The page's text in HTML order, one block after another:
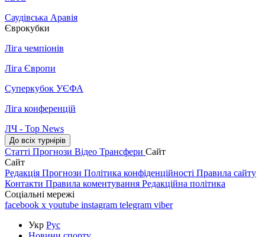
Саудівська Аравія
Єврокубки
Ліга чемпіонів
Ліга Європи
Суперкубок УЄФА
Ліга конференцій
ЛЧ - Top News
До всіх турнірів
Статті Прогнози Відео Трансфери Сайт
Сайт
Редакція Прогнози Політика конфіденційності Правила сайту
Контакти Правила коментування Редакційна політика
Соціальні мережі
facebook x youtube instagram telegram viber
Укр Рус